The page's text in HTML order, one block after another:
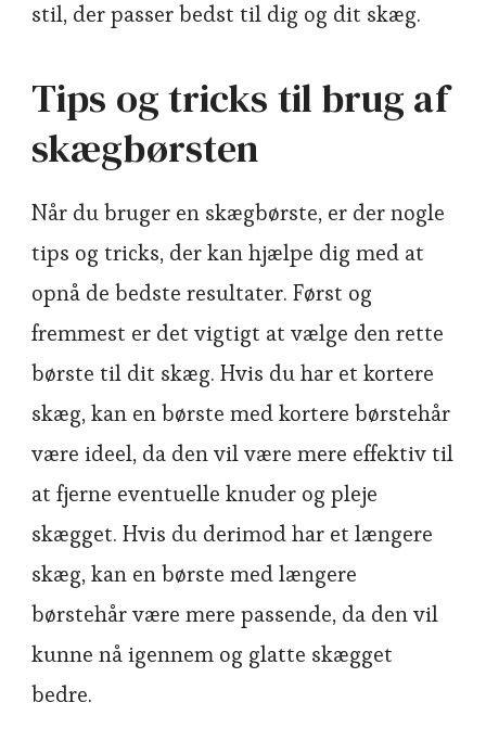
stil, der passer bedst til dig og dit skæg.
Tips og tricks til brug af
skægbørsten
Når du bruger en skægbørste, er der nogle
tips og tricks, der kan hjælpe dig med at
opnå de bedste resultater. Først og
fremmest er det vigtigt at vælge den rette
børste til dit skæg. Hvis du har et kortere
skæg, kan en børste med kortere børstehår
være ideel, da den vil være mere effektiv til
at fjerne eventuelle knuder og pleje
skægget. Hvis du derimod har et længere
skæg, kan en børste med længere
børstehår være mere passende, da den vil
kunne nå igennem og glatte skægget
bedre.